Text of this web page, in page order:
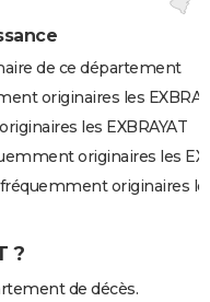
de ce département
originaires les
les EXBRAYAT
originaires les
originaires les
?
de décès.